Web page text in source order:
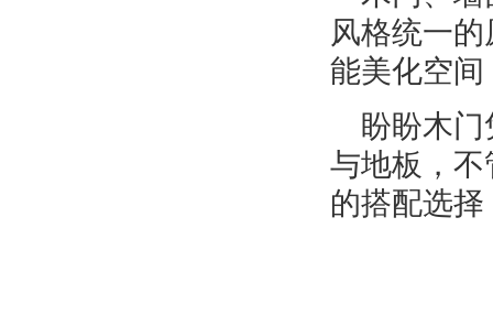
风格统一
能美化空
盼盼木
与地板，
的搭配选